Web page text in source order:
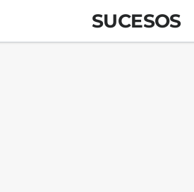
SUCESOS